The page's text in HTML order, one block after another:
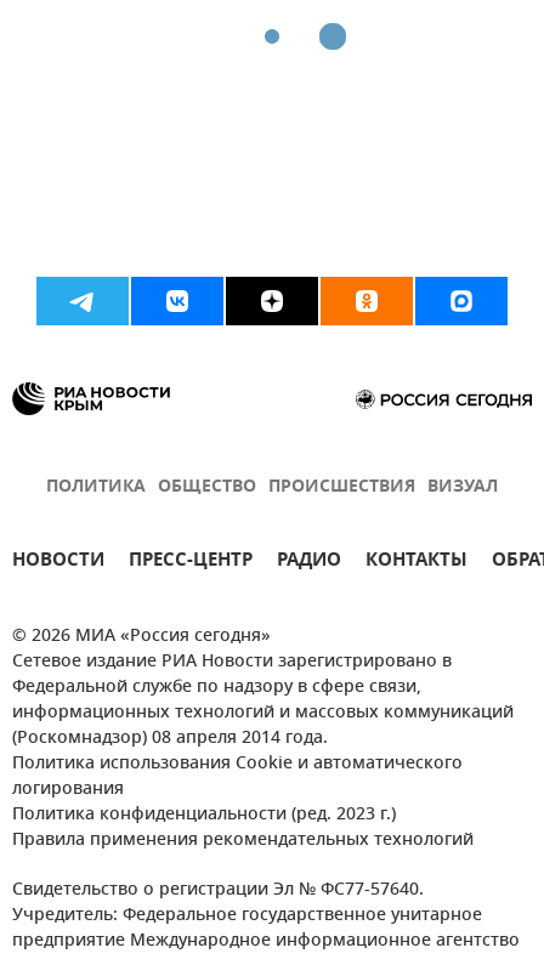
ПОЛИТИКА ОБЩЕСТВО ПРОИСШЕСТВИЯ ВИЗУАЛ
НОВОСТИ ПРЕСС-ЦЕНТР РАДИО КОНТАКТЫ
© 2026 МИА «Россия сегодня»
Сетевое издание РИА Новости зарегистрировано в
Федеральной службе по надзору в сфере связи,
информационных технологий и массовых коммуникаций
(Роскомнадзор) 08 апреля 2014 года.
Политика использования Cookie и автоматического
логирования
Политика конфиденциальности (ред. 2023 г.)
Правила применения рекомендательных технологий
Свидетельство о регистрации Эл № ФС77-57640.
Учредитель: Федеральное государственное унитарное
предприятие Международное информационное агентство